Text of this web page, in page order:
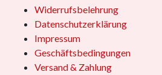
Widerrufsbelehrung
Datenschutzerklärung
Impressum
Geschäftsbedingungen
Versand & Zahlung